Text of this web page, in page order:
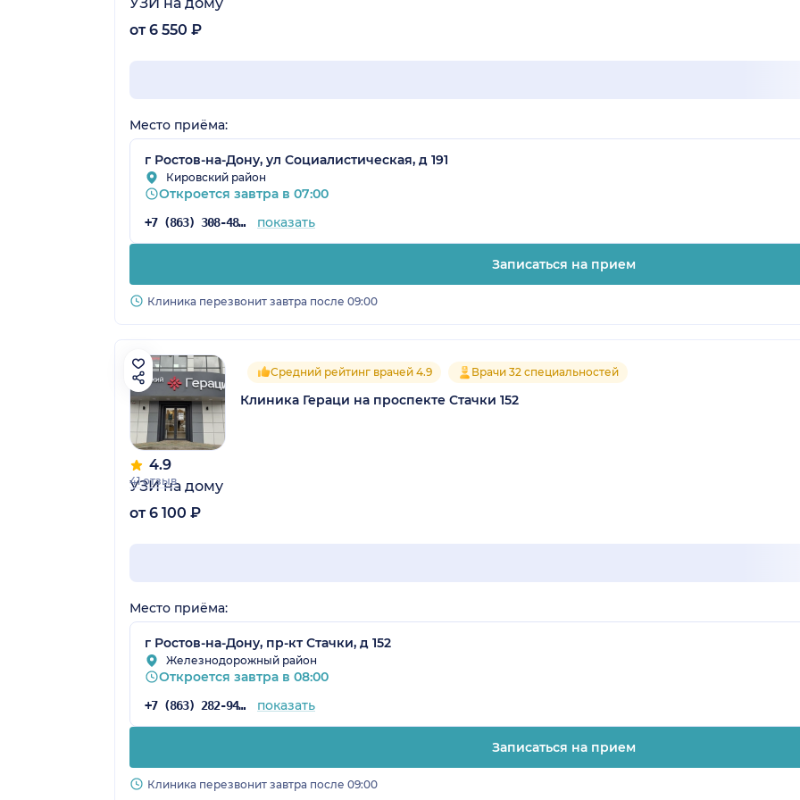
от 6 550 ₽
Место приёма:
г Ростов-на-Дону, ул Социалистическая, д 191
Кировский район
Откроется завтра в 07:00
+7 (863) 308-48-57 показать
Записаться на прием
Клиника перезвонит завтра после 09:00
4.9
41 отзыв
Средний рейтинг врачей 4.9 Врачи 32 специальностей
Клиника Гераци на проспекте Стачки 152
УЗИ на дому
от 6 100 ₽
Место приёма:
г Ростов-на-Дону, пр-кт Стачки, д 152
Железнодорожный район
Откроется завтра в 08:00
+7 (863) 282-94-43 показать
Записаться на прием
Клиника перезвонит завтра после 09:00